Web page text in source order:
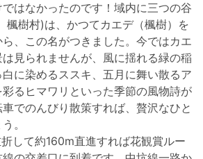
はなかったのです！域内に三つの谷
楓樹村)は、かつてカエデ（楓樹）を
、この名がつきました。今ではカエ
見られませんが、風に揺れる緑の稲
に染めるススキ、五月に舞い散るア
るヒマワリといった季節の風物詩が
でのんびり散策すれば、贅沢なひと
。
して約160m直進すれば花観賞ルー
樹坑的秘境荷花🪷】
療癒的田園秘境嗎？
坑
的#中坑荷花
，放眼望去很有仙境感🥰
季節🌾
都是金黃色的稻田
很舒服😎